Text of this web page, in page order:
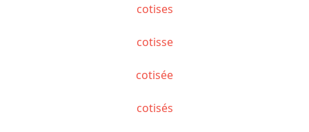
cotises
cotisse
cotisée
cotisés